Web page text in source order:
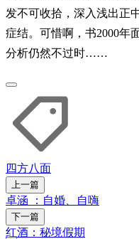
发不可收拾，深入浅出正
症结。可惜啊，书2000年
分析仍然不过时……
四方八面
上一篇
卓涵 ：自婚、自嗨
下一篇
红酒：秘境假期